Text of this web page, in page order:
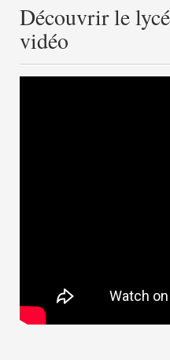
Découvrir le
vidéo